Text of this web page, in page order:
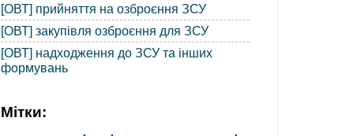
[ОВТ] прийняття на озброєння ЗСУ
[ОВТ] закупівля озброєння для ЗСУ
[ОВТ] надходження до ЗСУ та інших
формувань
Мітки: